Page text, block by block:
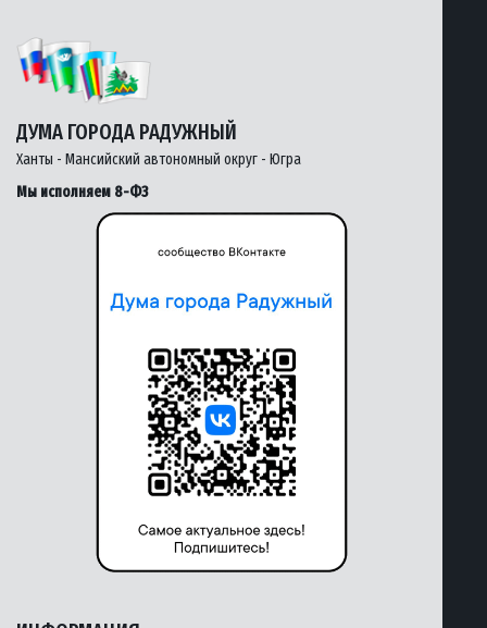
ДУМА ГОРОДА РАДУЖНЫЙ
Ханты - Мансийский автономный округ - Югра
Мы исполняем 8-ФЗ